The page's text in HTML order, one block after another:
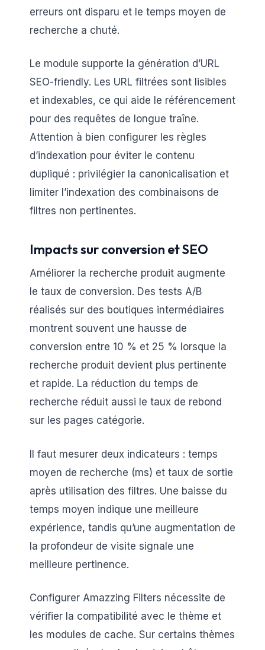
erreurs ont disparu et le temps moyen de
recherche a chuté.
Le module supporte la génération d’URL
SEO-friendly. Les URL filtrées sont lisibles
et indexables, ce qui aide le référencement
pour des requêtes de longue traîne.
Attention à bien configurer les règles
d’indexation pour éviter le contenu
dupliqué : privilégier la canonicalisation et
limiter l’indexation des combinaisons de
filtres non pertinentes.
Impacts sur conversion et SEO
Améliorer la recherche produit augmente
le taux de conversion. Des tests A/B
réalisés sur des boutiques intermédiaires
montrent souvent une hausse de
conversion entre 10 % et 25 % lorsque la
recherche produit devient plus pertinente
et rapide. La réduction du temps de
recherche réduit aussi le taux de rebond
sur les pages catégorie.
Il faut mesurer deux indicateurs : temps
moyen de recherche (ms) et taux de sortie
après utilisation des filtres. Une baisse du
temps moyen indique une meilleure
expérience, tandis qu’une augmentation de
la profondeur de visite signale une
meilleure pertinence.
Configurer Amazzing Filters nécessite de
vérifier la compatibilité avec le thème et
les modules de cache. Sur certains thèmes